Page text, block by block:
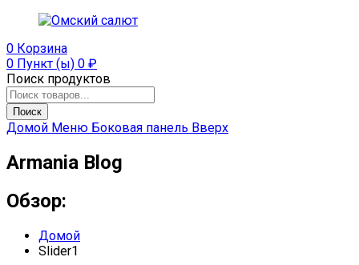
0 Корзина
0 Пункт (ы) 0 ₽
Поиск продуктов
Поиск
Домой Меню Боковая панель Вверх
Armania Blog
Обзор:
Домой
Slider1